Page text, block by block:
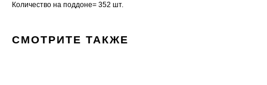
Количество на поддоне= 352 шт.
СМОТРИТЕ ТАКЖЕ